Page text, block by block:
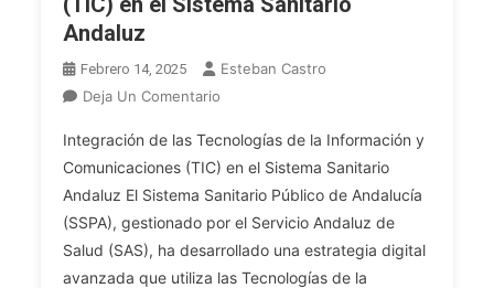
Andaluz
Febrero 14, 2025
Esteban Castro
Deja Un Comentario
De
Las
Tecnologías
De
La
Información
Integración de las Tecnologías de la Información y
Comunicaciones (TIC) en el Sistema Sanitario
Andaluz El Sistema Sanitario Público de Andalucía
(SSPA), gestionado por el Servicio Andaluz de
Salud (SAS), ha desarrollado una estrategia digital
avanzada que utiliza las Tecnologías de la